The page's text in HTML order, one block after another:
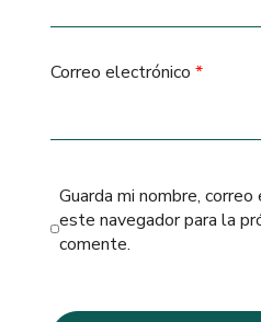
Correo electrónico *
Guarda mi nombre,
este navegador para la
comente.